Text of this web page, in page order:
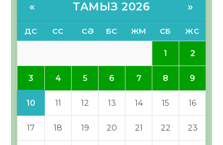
« ТАМЫЗ 2026 »
ДС СС СӘ БС ЖМ СБ ЖС
1 2
3 4 5 6 7 8 9
10 11 12 13 14 15 16
17 18 19 20 21 22 23